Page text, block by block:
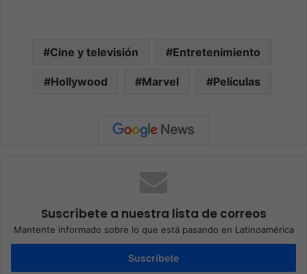
Cine y televisión Entretenimiento
Hollywood Marvel Películas
Suscríbete a nuestra lista de correos
Mantente informado sobre lo que está pasando en Latinoamérica
Suscríbete